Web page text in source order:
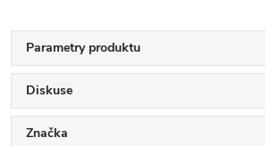
Parametry produktu
Diskuse
Značka